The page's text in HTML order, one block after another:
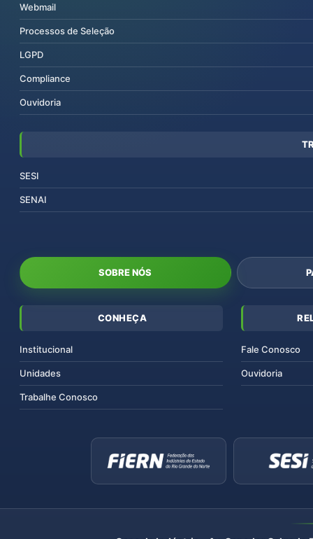
Webmail
Processos de Seleção
LGPD
Compliance
Ouvidoria
SESI
SENAI
SOBRE NÓS
CONHEÇA
Institucional
Unidades
Trabalhe Conosco
Fale Conosco
Ouvidoria